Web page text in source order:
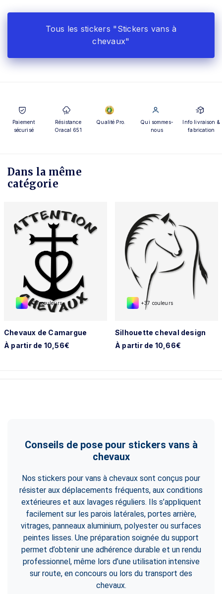
Tous les stickers "Stickers vans à
chevaux"
Paiement
sécurisé
Résistance
Oracal 651
Qualité Pro.
Qui sommes-
nous
Info livraison &
fabrication
Dans la même
catégorie
+37 couleurs
Chevaux de Camargue
À partir de 10,56€
+37 couleurs
Silhouette cheval design
À partir de 10,66€
Conseils de pose pour stickers vans à
chevaux
Nos stickers pour vans à chevaux sont conçus pour
résister aux déplacements fréquents, aux conditions
extérieures et aux lavages réguliers. Ils s’appliquent
facilement sur les parois latérales, portes arrière,
vitrages, panneaux aluminium, polyester ou surfaces
peintes lisses. Une préparation soignée du support
permet d’obtenir une adhérence durable et un rendu
professionnel, même lors d’une utilisation intensive
sur route, en concours ou lors du transport des
chevaux.